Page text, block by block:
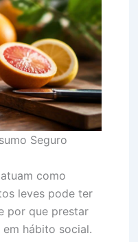
Seguro
como
leves pode ter
por que prestar
hábito social.